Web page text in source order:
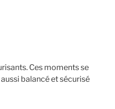
Ces moments se
balancé et sécurisé